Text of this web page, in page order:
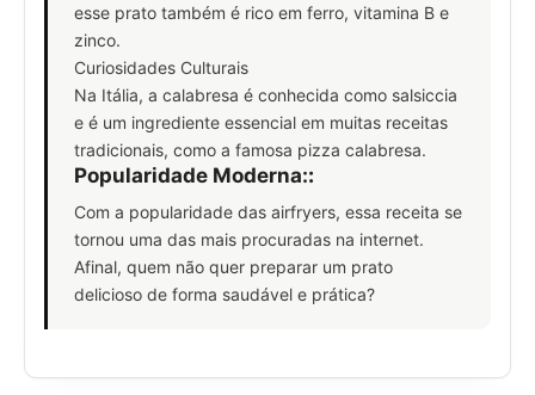
esse prato também é rico em ferro, vitamina B e
zinco.
Curiosidades Culturais
Na Itália, a calabresa é conhecida como salsiccia
e é um ingrediente essencial em muitas receitas
tradicionais, como a famosa pizza calabresa.
Popularidade Moderna::
Com a popularidade das airfryers, essa receita se
tornou uma das mais procuradas na internet.
Afinal, quem não quer preparar um prato
delicioso de forma saudável e prática?